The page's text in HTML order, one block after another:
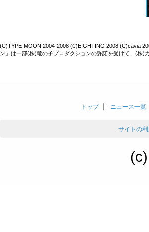
(C)TYPE-MOON 2004-2008 (C)EIGHTING 2008 (C)cavia
ン」は一部(株)竜の子プロダクションの許諾を受けて、(株)
トップ ニュース一覧
サイトの